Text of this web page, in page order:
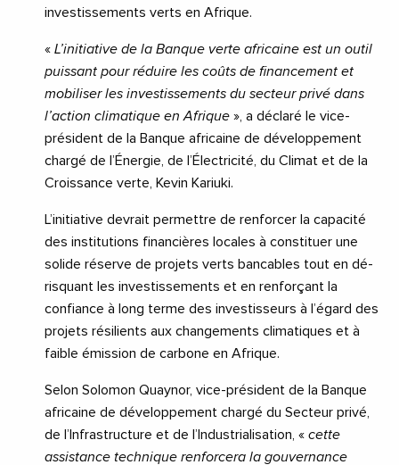
investissements verts en Afrique.
« L’initiative de la Banque verte africaine est un outil
puissant pour réduire les coûts de financement et
mobiliser les investissements du secteur privé dans
l’action climatique en Afrique », a déclaré le vice-
président de la Banque africaine de développement
chargé de l’Énergie, de l’Électricité, du Climat et de la
Croissance verte, Kevin Kariuki.
L’initiative devrait permettre de renforcer la capacité
des institutions financières locales à constituer une
solide réserve de projets verts bancables tout en dé-
risquant les investissements et en renforçant la
confiance à long terme des investisseurs à l’égard des
projets résilients aux changements climatiques et à
faible émission de carbone en Afrique.
Selon Solomon Quaynor, vice-président de la Banque
africaine de développement chargé du Secteur privé,
de l’Infrastructure et de l’Industrialisation, « cette
assistance technique renforcera la gouvernance